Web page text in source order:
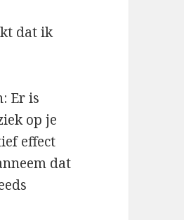
dat ik
Er is
op je
effect
dat